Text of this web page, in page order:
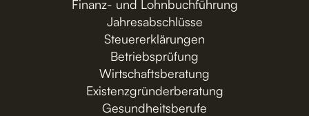
Finanz- und Lohnbuchführung
Jahresabschlüsse
Steuererklärungen
Betriebsprüfung
Wirtschaftsberatung
Existenzgründerberatung
Gesundheitsberufe